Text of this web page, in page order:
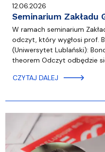
12.06.2026
Seminarium Zakładu
W ramach seminarium
odczyt, który wygłosi prof.
(Uniwersytet Lublański):
theorem Odczyt odbędzie
CZYTAJ DALEJ